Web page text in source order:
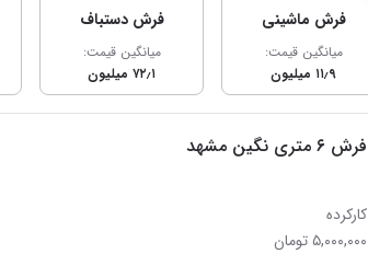
فرش ماشینی
میانگین قیمت:
۱۱٫۹ میلیون
فرش دستباف
میانگین قیمت:
۷۲٫۱ میلیون
فرش ۶ متری نگین مشهد
کارکرده
۵,۰۰۰,۰۰۰ تومان